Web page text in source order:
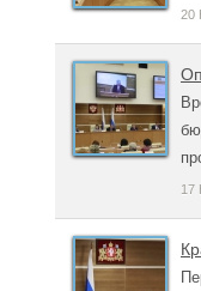
20
17